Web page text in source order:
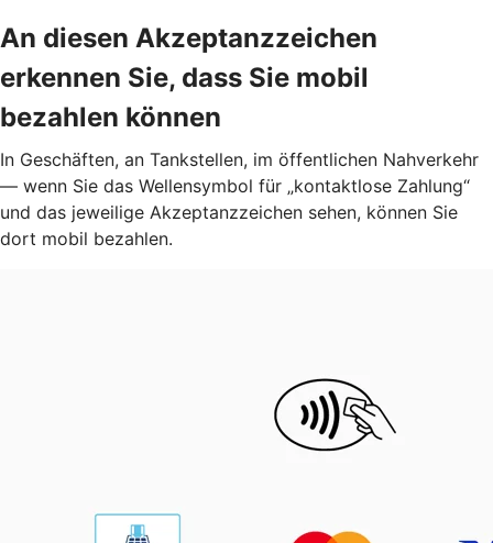
An diesen Akzeptanzzeichen
erkennen Sie, dass Sie mobil
bezahlen können
In Geschäften, an Tankstellen, im öffentlichen Nahverkehr
— wenn Sie das Wellensymbol für „kontaktlose Zahlung“
und das jeweilige Akzeptanzzeichen sehen, können Sie
dort mobil bezahlen.